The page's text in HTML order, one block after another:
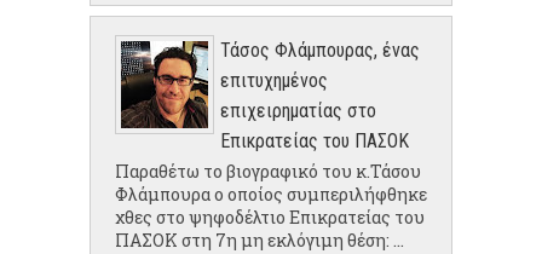
Τάσος Φλάμπουρας, ένας
επιτυχημένος
επιχειρηματίας στο
Επικρατείας του ΠΑΣΟΚ
Παραθέτω το βιογραφικό του κ.Τάσου
Φλάμπουρα ο οποίος συμπεριλήφθηκε
χθες στο ψηφοδέλτιο Επικρατείας του
ΠΑΣΟΚ στη 7η μη εκλόγιμη θέση: ...